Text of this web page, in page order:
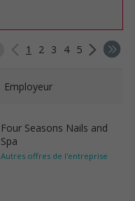
1 2 3 4 5
Employeur
Four Seasons Nails and
Spa
Autres offres de l'entreprise